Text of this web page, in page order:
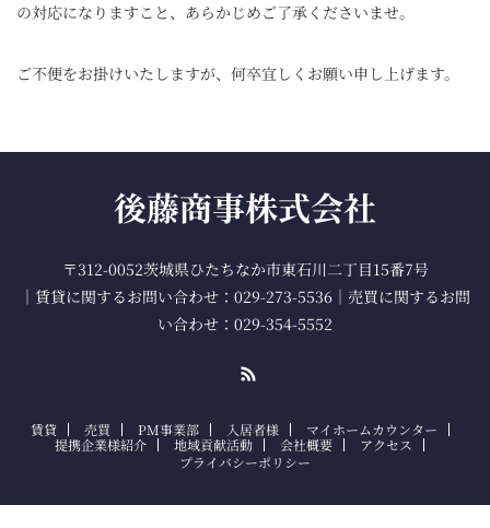
の対応になりますこと、あらかじめご了承くださいませ。
ご不便をお掛けいたしますが、何卒宜しくお願い申し上げます。
後藤商事株式会社
〒312-0052茨城県ひたちなか市東石川二丁目15番7号
｜賃貸に関するお問い合わせ：029-273-5536｜売買に関するお問
い合わせ：029-354-5552
賃貸 売買 PM事業部 入居者様
マイホームカウンター
提携企業様紹介
地域貢献活動 会社概要
アクセス
プライバシーポリシー